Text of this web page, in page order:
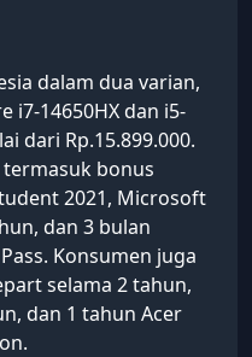
dalam dua varian,
i7-14650HX dan i5-
dari Rp.15.899.000.
bonus
2021, Microsoft
dan 3 bulan
Konsumen juga
selama 2 tahun,
dan 1 tahun Acer